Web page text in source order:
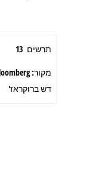
תרשים 13
דש ברוקראז'